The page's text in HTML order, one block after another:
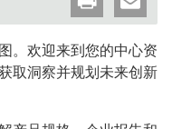
。欢迎来到您的中心资
取洞察并规划未来创新